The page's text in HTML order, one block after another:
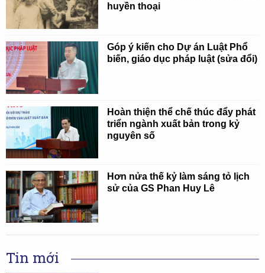
huyền thoại
Góp ý kiến cho Dự án Luật Phổ
biến, giáo dục pháp luật (sửa đổi)
Hoàn thiện thể chế thúc đẩy phát
triển ngành xuất bản trong kỷ
nguyên số
Hơn nửa thế kỷ làm sáng tỏ lịch
sử của GS Phan Huy Lê
Tin mới